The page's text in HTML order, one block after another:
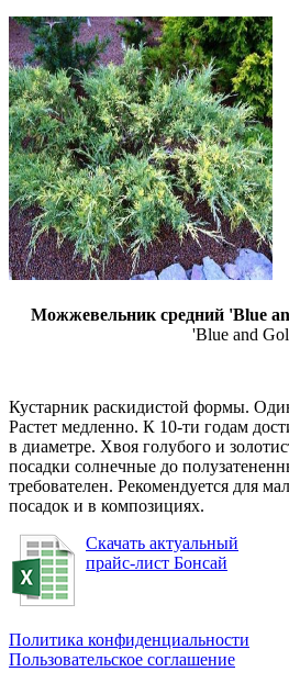
Можжевельник средний 'Blue
'Blue and
Кустарник раскидистой формы.
Растет медленно. К 10-ти годам
в диаметре. Хвоя голубого и
посадки солнечные до
требователен. Рекомендуется для
посадок и в композициях.
Скачать актуальный
прайс-лист Бонсай
Политика конфиденциальности
Пользовательское соглашение